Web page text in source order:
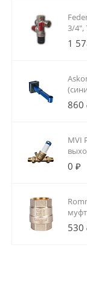
3/4",
1
860
MVI
0 ₽
530